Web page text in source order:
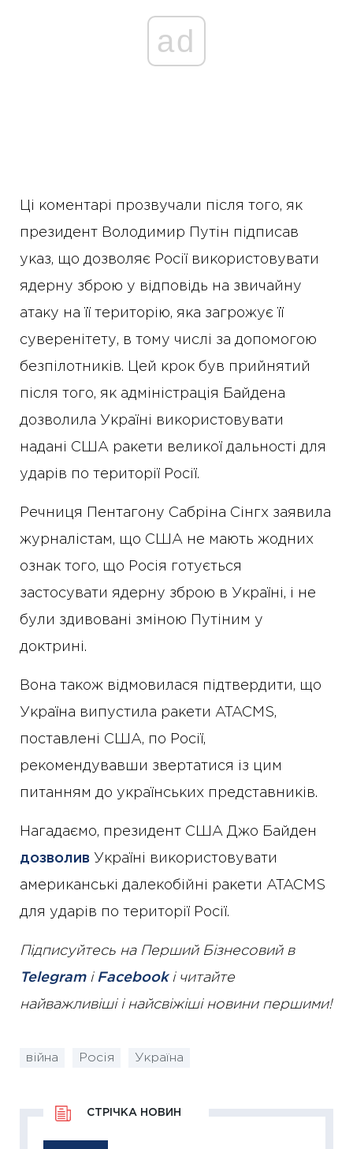
ad
Ці коментарі прозвучали після того, як
президент Володимир Путін підписав
указ, що дозволяє Росії використовувати
ядерну зброю у відповідь на звичайну
атаку на її територію, яка загрожує її
суверенітету, в тому числі за допомогою
безпілотників. Цей крок був прийнятий
після того, як адміністрація Байдена
дозволила Україні використовувати
надані США ракети великої дальності для
ударів по території Росії.
Речниця Пентагону Сабріна Сінгх заявила
журналістам, що США не мають жодних
ознак того, що Росія готується
застосувати ядерну зброю в Україні, і не
були здивовані зміною Путіним у
доктрині.
Вона також відмовилася підтвердити, що
Україна випустила ракети ATACMS,
поставлені США, по Росії,
рекомендувавши звертатися із цим
питанням до українських представників.
Нагадаємо, президент США Джо Байден
дозволив Україні використовувати
американські далекобійні ракети ATACMS
для ударів по території Росії.
Підписуйтесь на Перший Бізнесовий в
Telegramі Facebookі читайте
найважливіші і найсвіжіші новини першими!
війна Росія Україна
СТРІЧКА НОВИН